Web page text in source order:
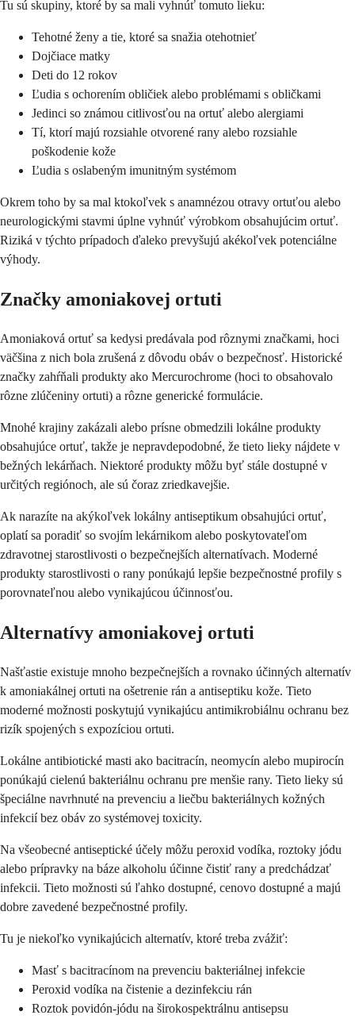
Tu sú skupiny, ktoré by sa mali vyhnúť tomuto lieku:
Tehotné ženy a tie, ktoré sa snažia otehotnieť
Dojčiace matky
Deti do 12 rokov
Ľudia s ochorením obličiek alebo problémami s obličkami
Jedinci so známou citlivosťou na ortuť alebo alergiami
Tí, ktorí majú rozsiahle otvorené rany alebo rozsiahle
poškodenie kože
Ľudia s oslabeným imunitným systémom
Okrem toho by sa mal ktokoľvek s anamnézou otravy ortuťou alebo
neurologickými stavmi úplne vyhnúť výrobkom obsahujúcim ortuť.
Riziká v týchto prípadoch ďaleko prevyšujú akékoľvek potenciálne
výhody.
Značky amoniakovej ortuti
Amoniaková ortuť sa kedysi predávala pod rôznymi značkami, hoci
väčšina z nich bola zrušená z dôvodu obáv o bezpečnosť. Historické
značky zahŕňali produkty ako Mercurochrome (hoci to obsahovalo
rôzne zlúčeniny ortuti) a rôzne generické formulácie.
Mnohé krajiny zakázali alebo prísne obmedzili lokálne produkty
obsahujúce ortuť, takže je nepravdepodobné, že tieto lieky nájdete v
bežných lekárňach. Niektoré produkty môžu byť stále dostupné v
určitých regiónoch, ale sú čoraz zriedkavejšie.
Ak narazíte na akýkoľvek lokálny antiseptikum obsahujúci ortuť,
oplatí sa poradiť so svojím lekárnikom alebo poskytovateľom
zdravotnej starostlivosti o bezpečnejších alternatívach. Moderné
produkty starostlivosti o rany ponúkajú lepšie bezpečnostné profily s
porovnateľnou alebo vynikajúcou účinnosťou.
Alternatívy amoniakovej ortuti
Našťastie existuje mnoho bezpečnejších a rovnako účinných alternatív
k amoniakálnej ortuti na ošetrenie rán a antiseptiku kože. Tieto
moderné možnosti poskytujú vynikajúcu antimikrobiálnu ochranu bez
rizík spojených s expozíciou ortuti.
Lokálne antibiotické masti ako bacitracín, neomycín alebo mupirocín
ponúkajú cielenú bakteriálnu ochranu pre menšie rany. Tieto lieky sú
špeciálne navrhnuté na prevenciu a liečbu bakteriálnych kožných
infekcií bez obáv zo systémovej toxicity.
Na všeobecné antiseptické účely môžu peroxid vodíka, roztoky jódu
alebo prípravky na báze alkoholu účinne čistiť rany a predchádzať
infekcii. Tieto možnosti sú ľahko dostupné, cenovo dostupné a majú
dobre zavedené bezpečnostné profily.
Tu je niekoľko vynikajúcich alternatív, ktoré treba zvážiť:
Masť s bacitracínom na prevenciu bakteriálnej infekcie
Peroxid vodíka na čistenie a dezinfekciu rán
Roztok povidón-jódu na širokospektrálnu antisepsu